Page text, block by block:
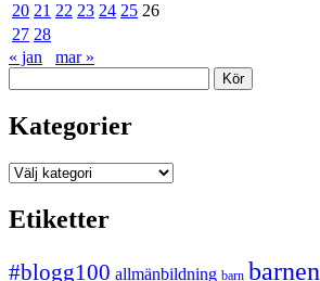
20 21 22 23 24 25 26
27 28
« jan
mar »
Kategorier
Kategorier
Etiketter
#blogg100 allmänbildning barn barnen